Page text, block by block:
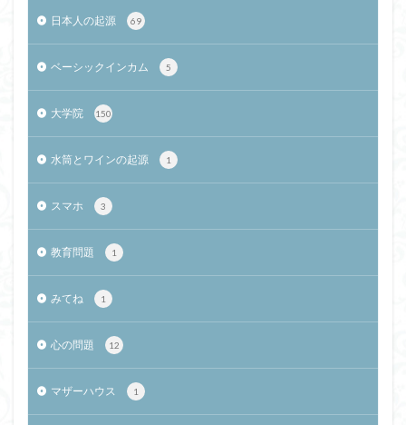
日本人の起源 69
ベーシックインカム 5
大学院 150
水筒とワインの起源 1
スマホ 3
教育問題 1
みてね 1
心の問題 12
マザーハウス 1